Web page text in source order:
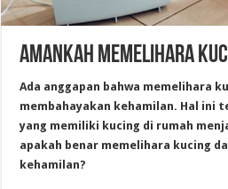
Amankah Memelihara
Ada anggapan bahwa memelihara
membahayakan kehamilan. Hal ini
yang memiliki kucing di rumah
apakah benar memelihara kucing
kehamilan?